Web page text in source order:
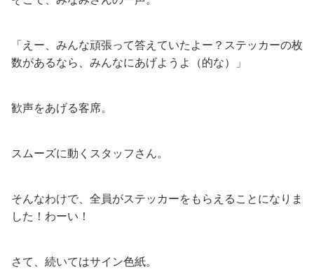
「えー、みんな頑張って答えていたよー？ステッカーの枚
数があるなら、みんなにあげようよ（的な）」
歓声をあげる客席。
スムーズに動くスタッフさん。
そんなわけで、全員がステッカーをもらえることになりま
した！わーい！
さて、続いてはサイン色紙。